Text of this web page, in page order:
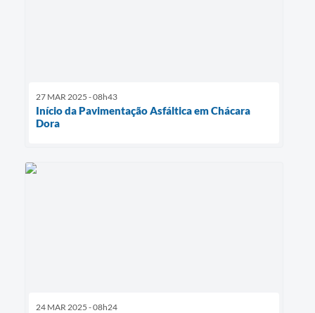
27 MAR 2025 - 08h43
Início da Pavimentação Asfáltica em Chácara
Dora
24 MAR 2025 - 08h24